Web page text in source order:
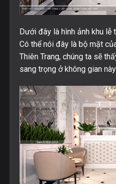
Dưới đây là hình ảnh khu lễ
Có thể nói đây là bộ mặt
Thiên Trang, chúng ta sẽ
sang trọng ở không gian này.